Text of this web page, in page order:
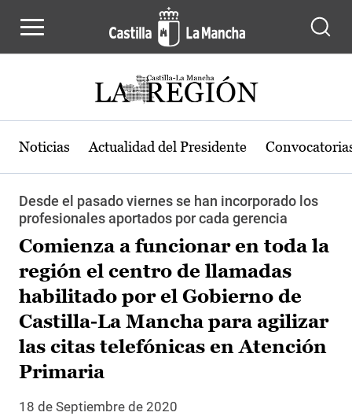
Noticias Actualidad del Presidente
Desde el pasado viernes se han incorporado los
profesionales aportados por cada gerencia
Comienza a funcionar en toda la
región el centro de llamadas
habilitado por el Gobierno de
Castilla-La Mancha para agilizar
las citas telefónicas en Atención
Primaria
18 de Septiembre de 2020